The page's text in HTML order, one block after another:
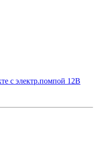
с электр.помпой 12В